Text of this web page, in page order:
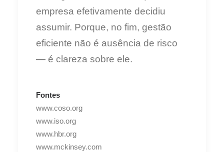
empresa efetivamente decidiu
assumir. Porque, no fim, gestão
eficiente não é ausência de risco
— é clareza sobre ele.
Fontes
www.coso.org
www.iso.org
www.hbr.org
www.mckinsey.com